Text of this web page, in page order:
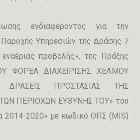
ενδιαφέροντος για την
Παροχής Υπηρεσιών της Δράσης 7
προβολής», της Πράξης
ΦΟΡΕΑ ΔΙΑΧΕΙΡΙΣΗΣ ΧΕΛΜΟΥ
ΔΡΑΣΕΙΣ ΠΡΟΣΤΑΣΙΑΣ ΤΗΣ
ΠΕΡΙΟΧΩΝ ΕΥΘΥΝΗΣ ΤΟΥ» του
2014-2020» με κωδικό ΟΠΣ (MIS)